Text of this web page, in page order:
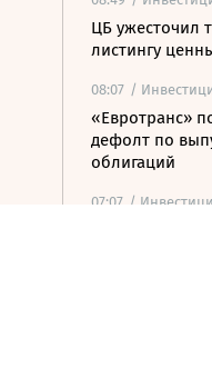
ЦБ ужесточил
листингу
08:07 /
«Евротранс»
дефолт по
облигаций
07:07 /